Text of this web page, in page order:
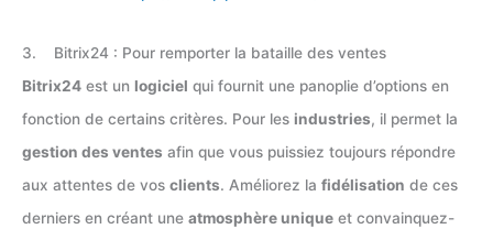
3. Bitrix24 : Pour remporter la bataille des ventes
Bitrix24 est un logiciel qui fournit une panoplie d’options en
fonction de certains critères. Pour les industries, il permet la
gestion des ventes afin que vous puissiez toujours répondre
aux attentes de vos clients. Améliorez la fidélisation de ces
derniers en créant une atmosphère unique et convainquez-